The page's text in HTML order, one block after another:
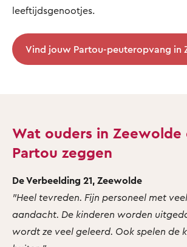
leeftijdsgenootjes.
Vind jouw Partou-peuteropvang in
Wat ouders in Zeewolde
Partou zeggen
De Verbeelding 21, Zeewolde
"Heel tevreden. Fijn personeel met
aandacht. De kinderen worden
wordt ze veel geleerd. Ook spelen de